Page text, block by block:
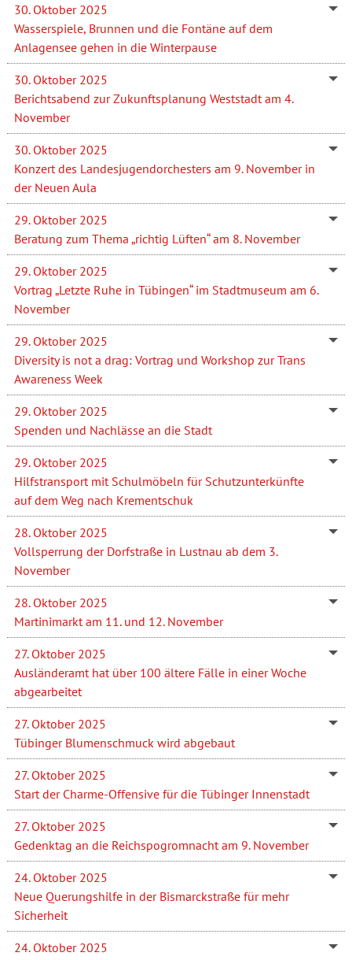
30. Oktober 2025
Wasserspiele, Brunnen und die Fontäne auf dem
Anlagensee gehen in die Winterpause
30. Oktober 2025
Berichtsabend zur Zukunftsplanung Weststadt am 4.
November
30. Oktober 2025
Konzert des Landesjugendorchesters am 9. November in
der Neuen Aula
29. Oktober 2025
Beratung zum Thema „richtig Lüften“ am 8. November
29. Oktober 2025
Vortrag „Letzte Ruhe in Tübingen“ im Stadtmuseum am 6.
November
29. Oktober 2025
Diversity is not a drag: Vortrag und Workshop zur Trans
Awareness Week
29. Oktober 2025
Spenden und Nachlässe an die Stadt
29. Oktober 2025
Hilfstransport mit Schulmöbeln für Schutzunterkünfte
auf dem Weg nach Krementschuk
28. Oktober 2025
Vollsperrung der Dorfstraße in Lustnau ab dem 3.
November
28. Oktober 2025
Martinimarkt am 11. und 12. November
27. Oktober 2025
Ausländeramt hat über 100 ältere Fälle in einer Woche
abgearbeitet
27. Oktober 2025
Tübinger Blumenschmuck wird abgebaut
27. Oktober 2025
Start der Charme-Offensive für die Tübinger Innenstadt
27. Oktober 2025
Gedenktag an die Reichspogromnacht am 9. November
24. Oktober 2025
Neue Querungshilfe in der Bismarckstraße für mehr
Sicherheit
24. Oktober 2025